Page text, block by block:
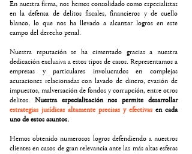
En nuestra firma, nos hemos consolidado como especialistas
en la defensa de delitos fiscales, financieros y de cuello
blanco, lo que nos ha llevado a alcanzar logros en este
campo del derecho penal.
Nuestra reputación se ha cimentado gracias a nuestra
dedicación exclusiva a estos tipos de casos. Representamos a
empresas y particulares involucrados en complejas
acusaciones relacionadas con lavado de dinero, evasión de
impuestos, malversación de fondos y corrupción, entre otros
delitos. Nuestra especialización nos permite desarrollar
estrategias jurídicas altamente precisas y efectivas en cada
uno de estos asuntos.
Hemos obtenido numerosos logros defendiendo a nuestros
clientes en casos de gran relevancia ante las más altas esferas